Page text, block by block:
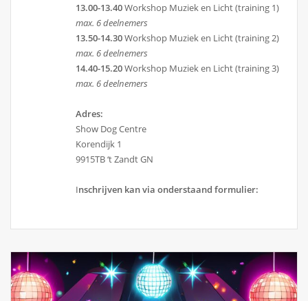
13.00-13.40Workshop Muziek en Licht (training 1)
max. 6 deelnemers
13.50-14.30Workshop Muziek en Licht (training 2)
max. 6 deelnemers
14.40-15.20Workshop Muziek en Licht (training 3)
max. 6 deelnemers
Adres:
Show Dog Centre
Korendijk 1
9915TB ‘t Zandt GN
Inschrijven kan via onderstaand formulier: